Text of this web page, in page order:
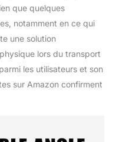
les plages, les
ou d'autres
de plein air. Sûr,
facile à utiliser.
que quelques
notamment en ce qui
une solution
lors du transport
les utilisateurs et son
sur Amazon confirment